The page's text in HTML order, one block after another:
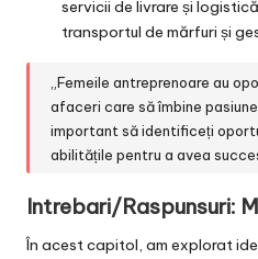
servicii de livrare și
transportul de mărfuri și
„Femeile antreprenoare au
afaceri care să îmbine
important să identificeți
abilitățile pentru a avea
Intrebari/Raspunsuri:
În acest capitol, am explorat